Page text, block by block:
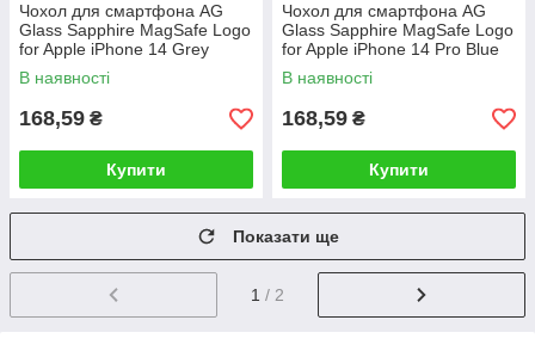
Чохол для смартфона AG
Glass Sapphire MagSafe Logo
for Apple iPhone 14 Grey
В наявності
168,59 ₴
Купити
Чохол для смартфона AG
Glass Sapphire MagSafe Logo
for Apple iPhone 14 Pro Blue
В наявності
168,59 ₴
Купити
Показати ще
1 / 2